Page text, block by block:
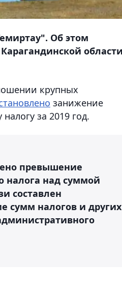
Об этом
крупных
занижение
за 2019 год.
превышение
налога над суммой
составлен
сумм налогов и других